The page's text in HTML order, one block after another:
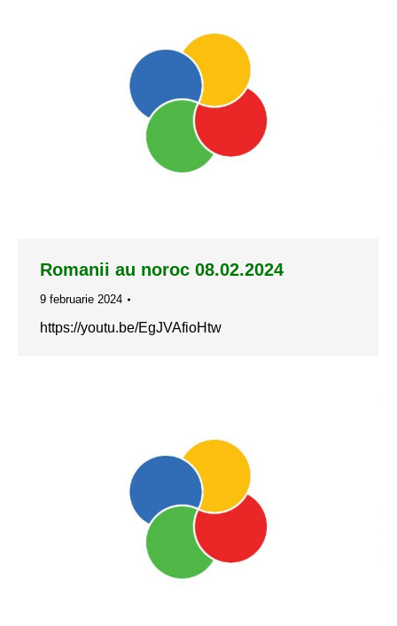
Romanii au noroc 08.02.2024
9 februarie 2024
https://youtu.be/EgJVAfioHtw